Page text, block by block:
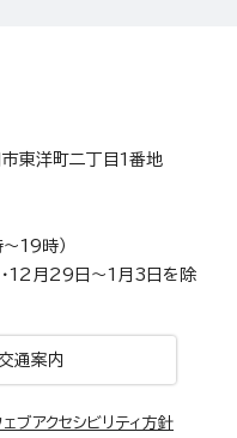
洋町二丁目1番地
19時）
12月29日～1月3日を除
通案内
ェブアクセシビリティ方針